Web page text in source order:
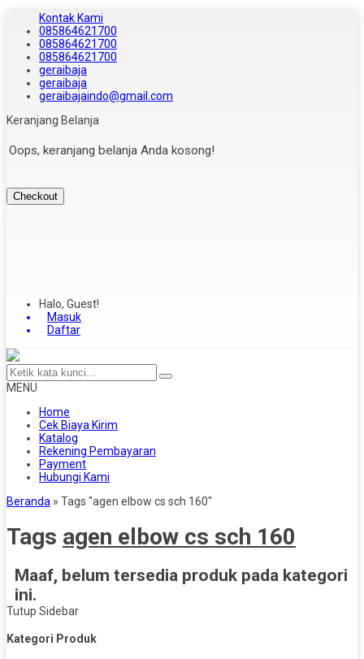
Kontak Kami
085864621700
085864621700
085864621700
geraibaja
geraibaja
geraibajaindo@gmail.com
Keranjang Belanja
Oops, keranjang belanja Anda kosong!
Checkout
Halo, Guest!
Masuk
Daftar
MENU
Home
Cek Biaya Kirim
Katalog
Rekening Pembayaran
Payment
Hubungi Kami
Beranda » Tags "agen elbow cs sch 160"
Tags agen elbow cs sch 160
Maaf, belum tersedia produk pada kategori
ini.
Tutup Sidebar
Kategori Produk